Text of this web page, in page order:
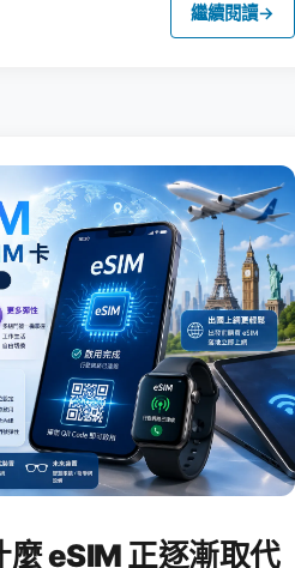
繼續閱讀→
eSIM 正逐漸取代